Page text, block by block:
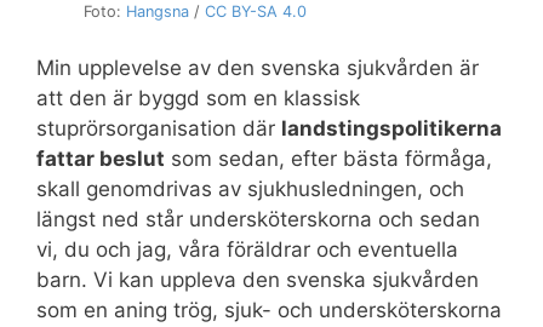
Foto: Hangsna / CC BY-SA 4.0
Min upplevelse av den svenska sjukvården är
att den är byggd som en klassisk
stuprörsorganisation där landstingspolitikerna
fattar beslut som sedan, efter bästa förmåga,
skall genomdrivas av sjukhusledningen, och
längst ned står undersköterskorna och sedan
vi, du och jag, våra föräldrar och eventuella
barn. Vi kan uppleva den svenska sjukvården
som en aning trög, sjuk- och undersköterskorna